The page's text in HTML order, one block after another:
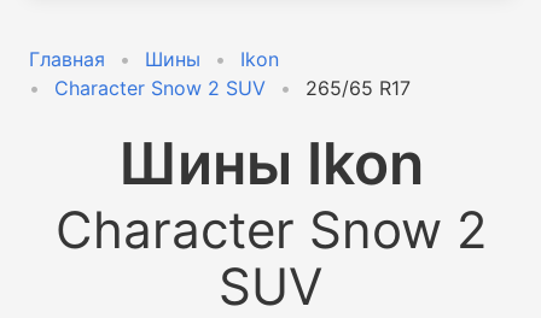
Главная Шины
Ikon
Character Snow 2 SUV
265/65 R17
Шины Ikon
Character Snow 2
SUV